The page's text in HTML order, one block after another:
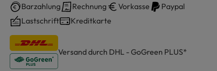
Barzahlung Rechnung Vorkasse
Paypal
Lastschrift
Kreditkarte
Versand durch DHL - GoGreen PLUS*